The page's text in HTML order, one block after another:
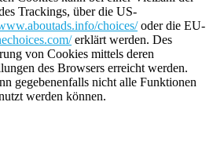
Trackings, über die US-
choices/oder die EU-
erklärt werden. Des
von Cookies mittels deren
des Browsers erreicht werden.
gegebenenfalls nicht alle Funktionen
werden können.